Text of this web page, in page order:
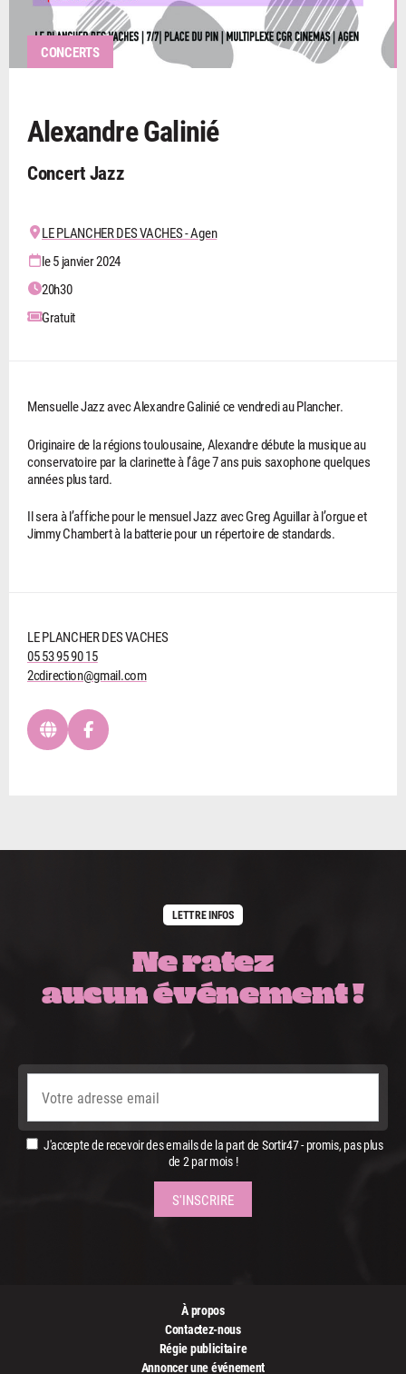
CONCERTS
Alexandre Galinié
Concert Jazz
LE PLANCHER DES VACHES - Agen
le 5 janvier 2024
20h30
Gratuit
Mensuelle Jazz avec Alexandre Galinié ce vendredi au Plancher.
Originaire de la régions toulousaine, Alexandre débute la musique au
conservatoire par la clarinette à l’âge 7 ans puis saxophone quelques
années plus tard.
Il sera à l’affiche pour le mensuel Jazz avec Greg Aguillar à l’orgue et
Jimmy Chambert à la batterie pour un répertoire de standards.
LE PLANCHER DES VACHES
05 53 95 90 15
2cdirection@gmail.com
LETTRE INFOS
Ne ratez
aucun événement !
J'accepte de recevoir des emails de la part de Sortir47 - promis, pas plus
de 2 par mois !
À propos
Contactez-nous
Régie publicitaire
Annoncer une événement